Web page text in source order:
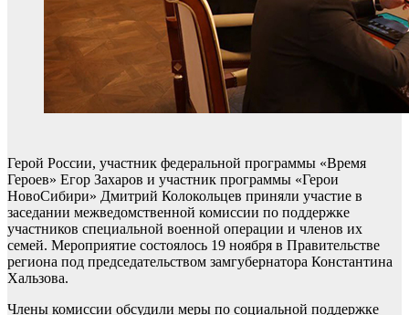
Герой России, участник федеральной программы «Время
Героев» Егор Захаров и участник программы «Герои
НовоСибири» Дмитрий Колокольцев приняли участие в
заседании межведомственной комиссии по поддержке
участников специальной военной операции и членов их
семей. Мероприятие состоялось 19 ноября в Правительстве
региона под председательством замгубернатора Константина
Хальзова.
Члены комиссии обсудили меры по социальной поддержке